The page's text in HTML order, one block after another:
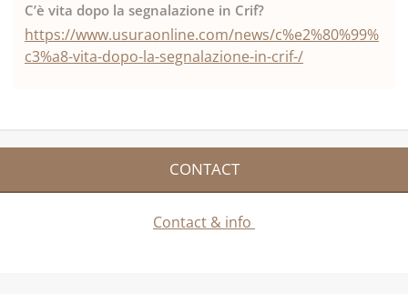
C’è vita dopo la segnalazione in Crif?
https://www.usuraonline.com/news/c%e2%80%99%
c3%a8-vita-dopo-la-segnalazione-in-crif-/
CONTACT
Contact & info